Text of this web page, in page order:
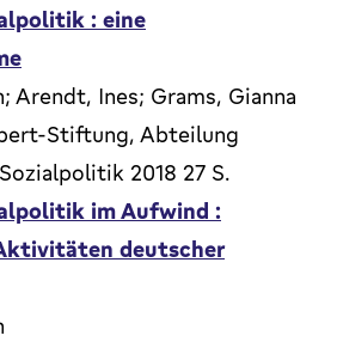
: eine
Arendt, Ines; Grams, Gianna
Stiftung, Abteilung
2018 27 S.
im Aufwind :
deutscher